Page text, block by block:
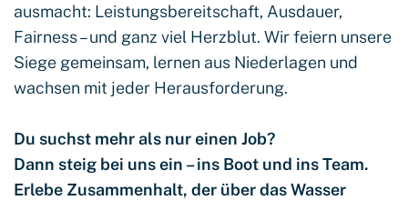
ausmacht: Leistungsbereitschaft, Ausdauer,
Fairness – und ganz viel Herzblut. Wir feiern unsere
Siege gemeinsam, lernen aus Niederlagen und
wachsen mit jeder Herausforderung.
Du suchst mehr als nur einen Job?
Dann steig bei uns ein – ins Boot und ins Team.
Erlebe Zusammenhalt, der über das Wasser